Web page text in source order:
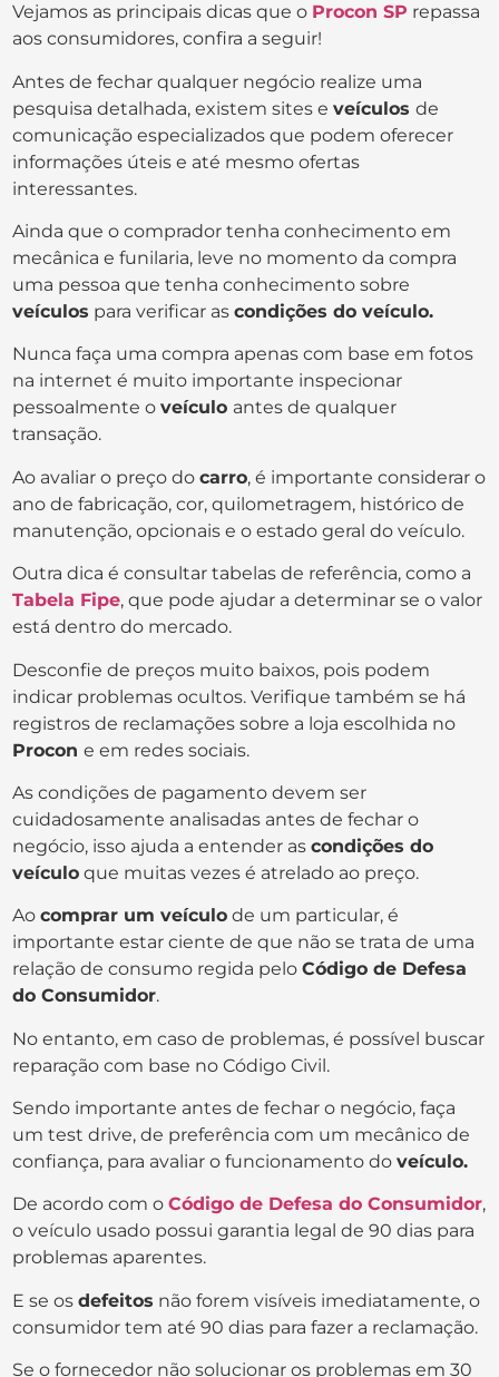
Vejamos as principais dicas que o Procon SP repassa
aos consumidores, confira a seguir!
Antes de fechar qualquer negócio realize uma
pesquisa detalhada, existem sites eveículosde
comunicação especializados que podem oferecer
informações úteis e até mesmo ofertas
interessantes.
Ainda que o comprador tenha conhecimento em
mecânica e funilaria, leve no momento da compra
uma pessoa que tenha conhecimento sobre
veículos para verificar ascondições do veículo.
Nunca faça uma compra apenas com base em fotos
na internet é muito importante inspecionar
pessoalmente oveículo antes de qualquer
transação.
Ao avaliar o preço docarro, é importante considerar o
ano de fabricação, cor, quilometragem, histórico de
manutenção, opcionais e o estado geral do veículo.
Outra dica é consultar tabelas de referência, como a
Tabela Fipe, que pode ajudar a determinar se o valor
está dentro do mercado.
Desconfie de preços muito baixos, pois podem
indicar problemas ocultos. Verifique também se há
registros de reclamações sobre a loja escolhida no
Procone em redes sociais.
As condições de pagamento devem ser
cuidadosamente analisadas antes de fechar o
negócio, isso ajuda a entender ascondições do
veículo que muitas vezes é atrelado ao preço.
Aocomprar um veículo de um particular, é
importante estar ciente de que não se trata de uma
relação de consumo regida peloCódigo de Defesa
do Consumidor.
No entanto, em caso de problemas, é possível buscar
reparação com base no Código Civil.
Sendo importante antes de fechar o negócio, faça
um test drive, de preferência com um mecânico de
confiança, para avaliar o funcionamento doveículo.
De acordo com oCódigo de Defesa do Consumidor,
o veículo usado possui garantia legal de 90 dias para
problemas aparentes.
E se osdefeitos não forem visíveis imediatamente, o
consumidor tem até 90 dias para fazer a reclamação.
Se o fornecedor não solucionar os problemas em 30